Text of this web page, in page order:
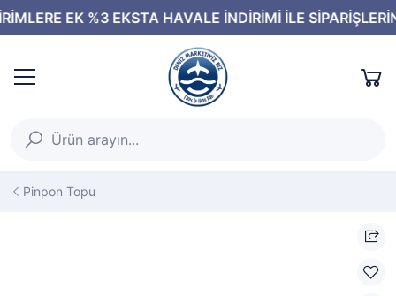
Pinpon Topu